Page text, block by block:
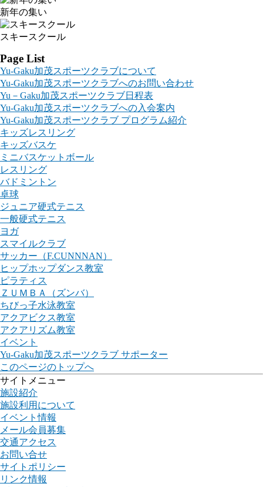
新年の集い
スキースクール
Page List
Yu-Gaku加茂スポーツクラブについて
Yu-Gaku加茂スポーツクラブへのお問い合わせ
Yu－Gaku加茂スポーツクラブ日程表
Yu-Gaku加茂スポーツクラブへの入会案内
Yu-Gaku加茂スポーツクラブ プログラム紹介
キッズレスリング
キッズバスケ
ミニバスケットボール
レスリング
バドミントン
卓球
ジュニア硬式テニス
一般硬式テニス
ヨガ
スマイルクラブ
サッカー（F.CUNNNAN）
ヒップホップダンス教室
ピラティス
ＺＵＭＢＡ（ズンバ）
ちびっ子水泳教室
アクアビクス教室
アクアリズム教室
イベント
Yu-Gaku加茂スポーツクラブ サポーター
このページのトップへ
サイトメニュー
施設紹介
施設利用について
イベント情報
メール会員募集
交通アクセス
お問い合せ
サイトポリシー
リンク情報